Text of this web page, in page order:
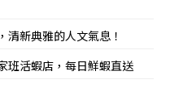
清新典雅的人文氣息！
班活蝦店，每日鮮蝦直送